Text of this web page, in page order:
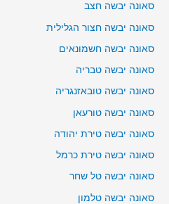
סאונה יבשה חצב
סאונה יבשה חצור הגלילית
סאונה יבשה חשמונאים
סאונה יבשה טבריה
סאונה יבשה טובאזנגריה
סאונה יבשה טורעאן
סאונה יבשה טירת יהודה
סאונה יבשה טירת כרמל
סאונה יבשה טל שחר
סאונה יבשה טלמון